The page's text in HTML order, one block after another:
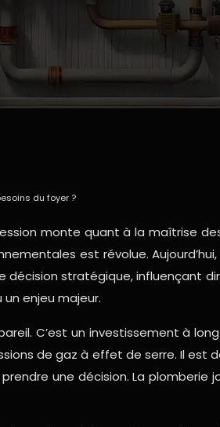
du foyer ?
monte quant à la maîtrise
est révolue.
stratégique, influençant
enjeu majeur.
C’est un investissement à
de gaz à effet de serre. Il
une décision. La